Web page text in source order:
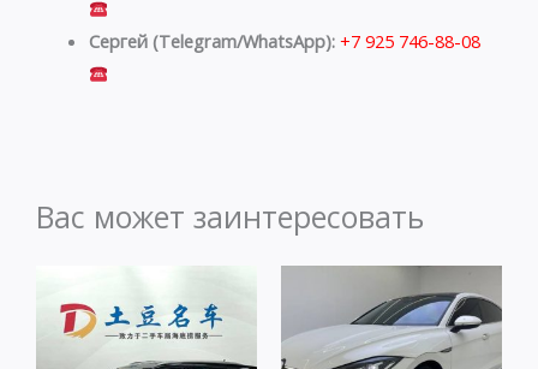
Сергей (Telegram/WhatsApp): +7 925 746-88-08
Вас может заинтересовать